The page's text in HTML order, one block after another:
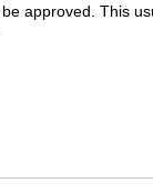
approved. This